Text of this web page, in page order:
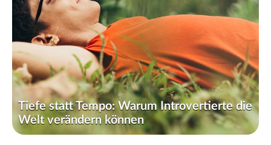
Tiefe statt Tempo: Warum Introvertierte die
Welt verändern können